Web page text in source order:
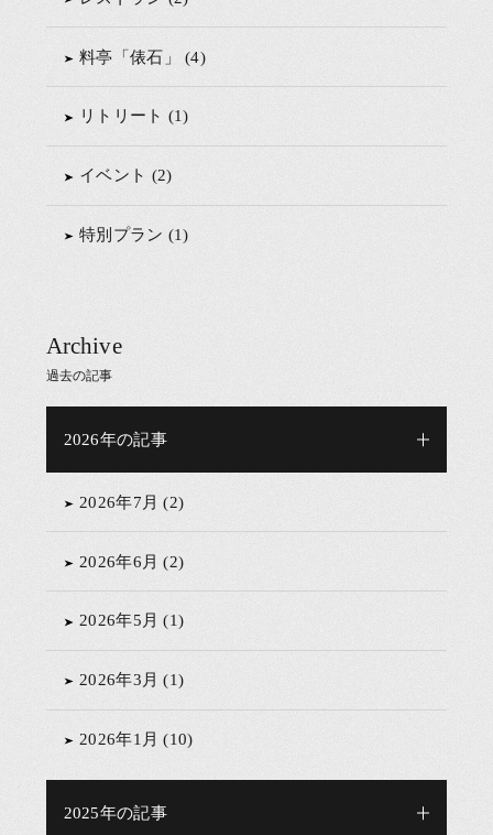
料亭「俵石」 (4)
リトリート (1)
イベント (2)
特別プラン (1)
過去の記事
Archive
2026年の記事
2026年7月 (2)
2026年6月 (2)
2026年5月 (1)
2026年3月 (1)
2026年1月 (10)
2025年の記事